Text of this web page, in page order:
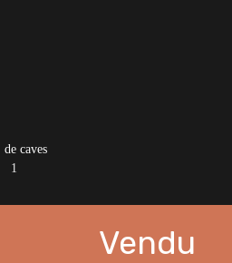
caves
1
Vendu